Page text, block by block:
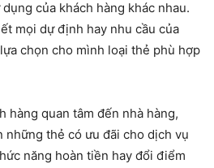
của khách hàng khác nhau.
mọi dự định hay nhu cầu của
chọn cho mình loại thẻ phù hợp
hàng quan tâm đến nhà hàng,
những thẻ có ưu đãi cho dịch vụ
năng hoàn tiền hay đổi điểm